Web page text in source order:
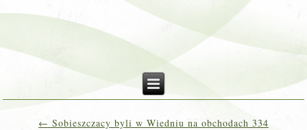
← Sobieszczacy byli w Wiedniu na obchodach 334